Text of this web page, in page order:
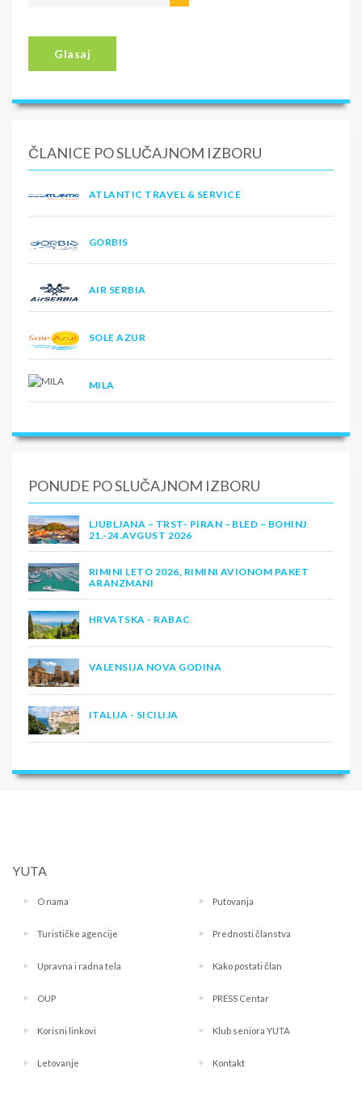
Glasaj
ČLANICE PO SLUČAJNOM IZBORU
ATLANTIC TRAVEL & SERVICE
GORBIS
AIR SERBIA
SOLE AZUR
MILA
PONUDE PO SLUČAJNOM IZBORU
LJUBLJANA – TRST- PIRAN – BLED – BOHINJ
21.-24.AVGUST 2026
RIMINI LETO 2026, RIMINI AVIONOM PAKET
ARANZMANI
HRVATSKA - RABAC
VALENSIJA NOVA GODINA
ITALIJA - SICILIJA
YUTA
O nama Putovanja
Turističke agencije Prednosti članstva
Upravna i radna tela Kako postati član
OUP PRESS Centar
Korisni linkovi Klub seniora YUTA
Letovanje Kontakt